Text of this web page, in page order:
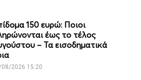
150 ευρώ: Ποιοι
έως το τέλος
– Τα εισοδηματικά
08/2026 15:20